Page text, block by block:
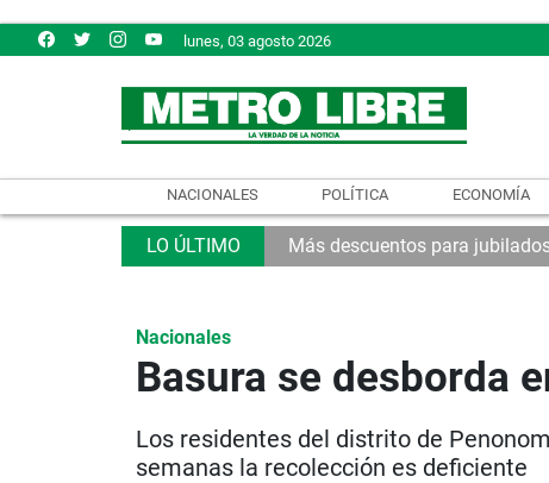
lunes, 03 agosto 2026
NACIONALES POLÍTICA ECONOMÍA
Más descuentos para
Nacionales
Basura se desborda
Los residentes del distrito de
semanas la recolección es deficiente